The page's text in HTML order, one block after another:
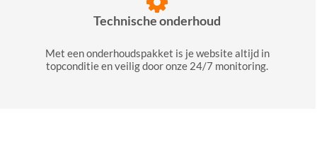
Technische onderhoud
Met een onderhoudspakket is je website altijd in
topconditie en veilig door onze 24/7 monitoring.